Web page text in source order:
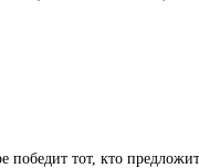
победит тот, кто